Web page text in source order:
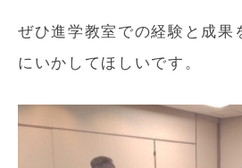
ぜひ進学教室での経験と成果
にいかしてほしいです。